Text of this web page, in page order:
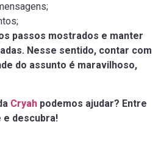
passos mostrados e manter
Nesse sentido, contar com
do assunto é maravilhoso,
Cryah podemos ajudar? Entre
e descubra!